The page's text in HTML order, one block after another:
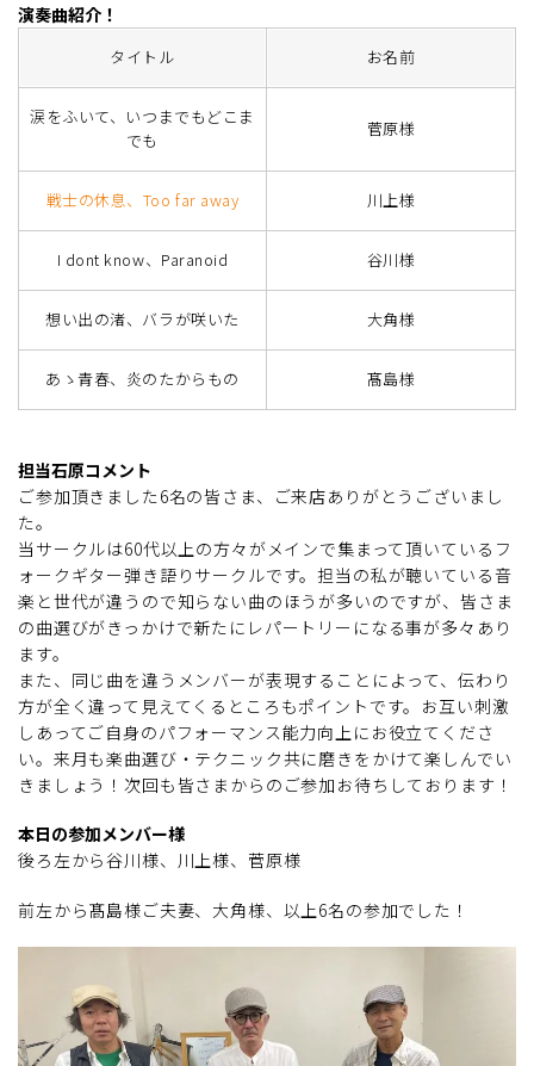
演奏曲紹介！
タイトル お名前
涙をふいて、いつまでもどこま
でも
菅原様
戦士の休息、Too far away 川上様
I dont know、Paranoid 谷川様
想い出の渚、バラが咲いた 大角様
あゝ青春、炎のたからもの 髙島様
担当石原コメント
ご参加頂きました6名の皆さま、ご来店ありがとうございまし
た。
当サークルは60代以上の方々がメインで集まって頂いているフ
ォークギター弾き語りサークルです。担当の私が聴いている音
楽と世代が違うので知らない曲のほうが多いのですが、皆さま
の曲選びがきっかけで新たにレパートリーになる事が多々あり
ます。
また、同じ曲を違うメンバーが表現することによって、伝わり
方が全く違って見えてくるところもポイントです。お互い刺激
しあってご自身のパフォーマンス能力向上にお役立てくださ
い。来月も楽曲選び・テクニック共に磨きをかけて楽しんでい
きましょう！次回も皆さまからのご参加お待ちしております！
本日の参加メンバー様
後ろ左から谷川様、川上様、菅原様
前左から髙島様ご夫妻、大角様、以上6名の参加でした！